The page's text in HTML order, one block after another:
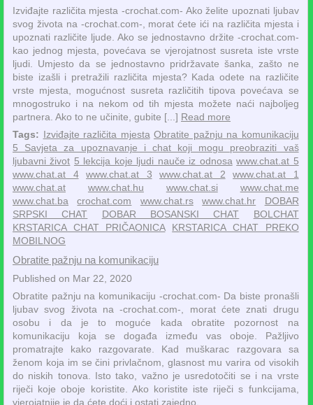
Izviđajte različita mjesta -crochat.com- Ako želite upoznati ljubav
svog života na -crochat.com-, morat ćete ići na različita mjesta i
upoznati različite ljude. Ako se jednostavno držite -crochat.com-
kao jednog mjesta, povećava se vjerojatnost susreta iste vrste
ljudi. Umjesto da se jednostavno pridržavate šanka, zašto ne
biste izašli i pretražili različita mjesta? Kada odete na različite
vrste mjesta, mogućnost susreta različitih tipova povećava se
mnogostruko i na nekom od tih mjesta možete naći najboljeg
partnera. Ako to ne učinite, gubite [...] Read more
Tags: Izviđajte različita mjesta Obratite pažnju na komunikaciju
5 Savjeta za upoznavanje i chat koji mogu preobraziti vaš
ljubavni život 5 lekcija koje ljudi nauče iz odnosa www.chat.at 5
www.chat.at 4
www.chat.at 3 www.chat.at 2
www.chat.at 1
www.chat.at
www.chat.hu www.chat.si
www.chat.me
www.chat.ba
crochat.com www.chat.rs www.chat.hr
DOBAR
SRPSKI CHAT
DOBAR BOSANSKI CHAT
BOLCHAT
KRSTARICA CHAT PRIČAONICA
KRSTARICA CHAT PREKO
MOBILNOG
Obratite pažnju na komunikaciju
Published on Mar 22, 2020
Obratite pažnju na komunikaciju -crochat.com- Da biste pronašli
ljubav svog života na -crochat.com-, morat ćete znati drugu
osobu i da je to moguće kada obratite pozornost na
komunikaciju koja se događa između vas oboje. Pažljivo
promatrajte kako razgovarate. Kad muškarac razgovara sa
ženom koja im se čini privlačnom, glasnost mu varira od visokih
do niskih tonova. Isto tako, važno je usredotočiti se i na vrste
riječi koje oboje koristite. Ako koristite iste riječi s funkcijama,
vjerojatnije je da ćete doći i ostati zajedno.